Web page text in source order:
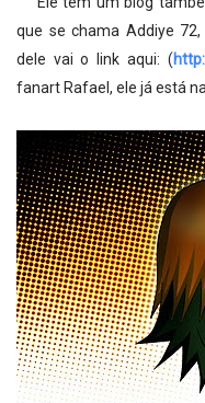
que se chama Addiye
dele vai o link aqui: (
fanart Rafael, ele já está